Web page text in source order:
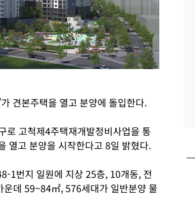
견본주택을 열고 분양에 돌입한다.
로 고척제4주택재개발정비사업을 통
열고 분양을 시작한다고 8일 밝혔다.
1번지 일원에 지상 25층, 10개동, 전
데 59~84㎡, 576세대가 일반분양 물